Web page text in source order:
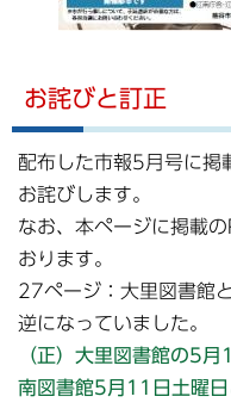
お詫びと訂正
配布した市報5月号に掲
お詫びします。
なお、本ページに掲載
おります。
27ページ：大里図書館
逆になっていました。
（正）大里図書館の5
南図書館5月11日土曜